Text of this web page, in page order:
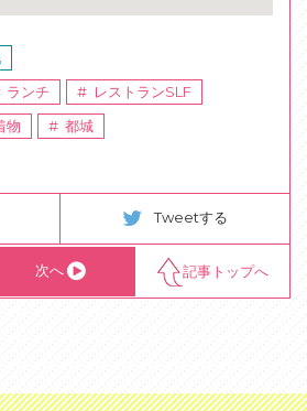
ランチ
レストランSLF
物 都城
Tweetする
次へ 記事トップへ